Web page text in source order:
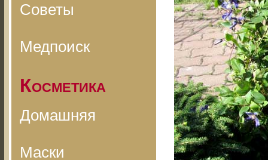
Советы
Медпоиск
Косметика
Домашняя
Маски